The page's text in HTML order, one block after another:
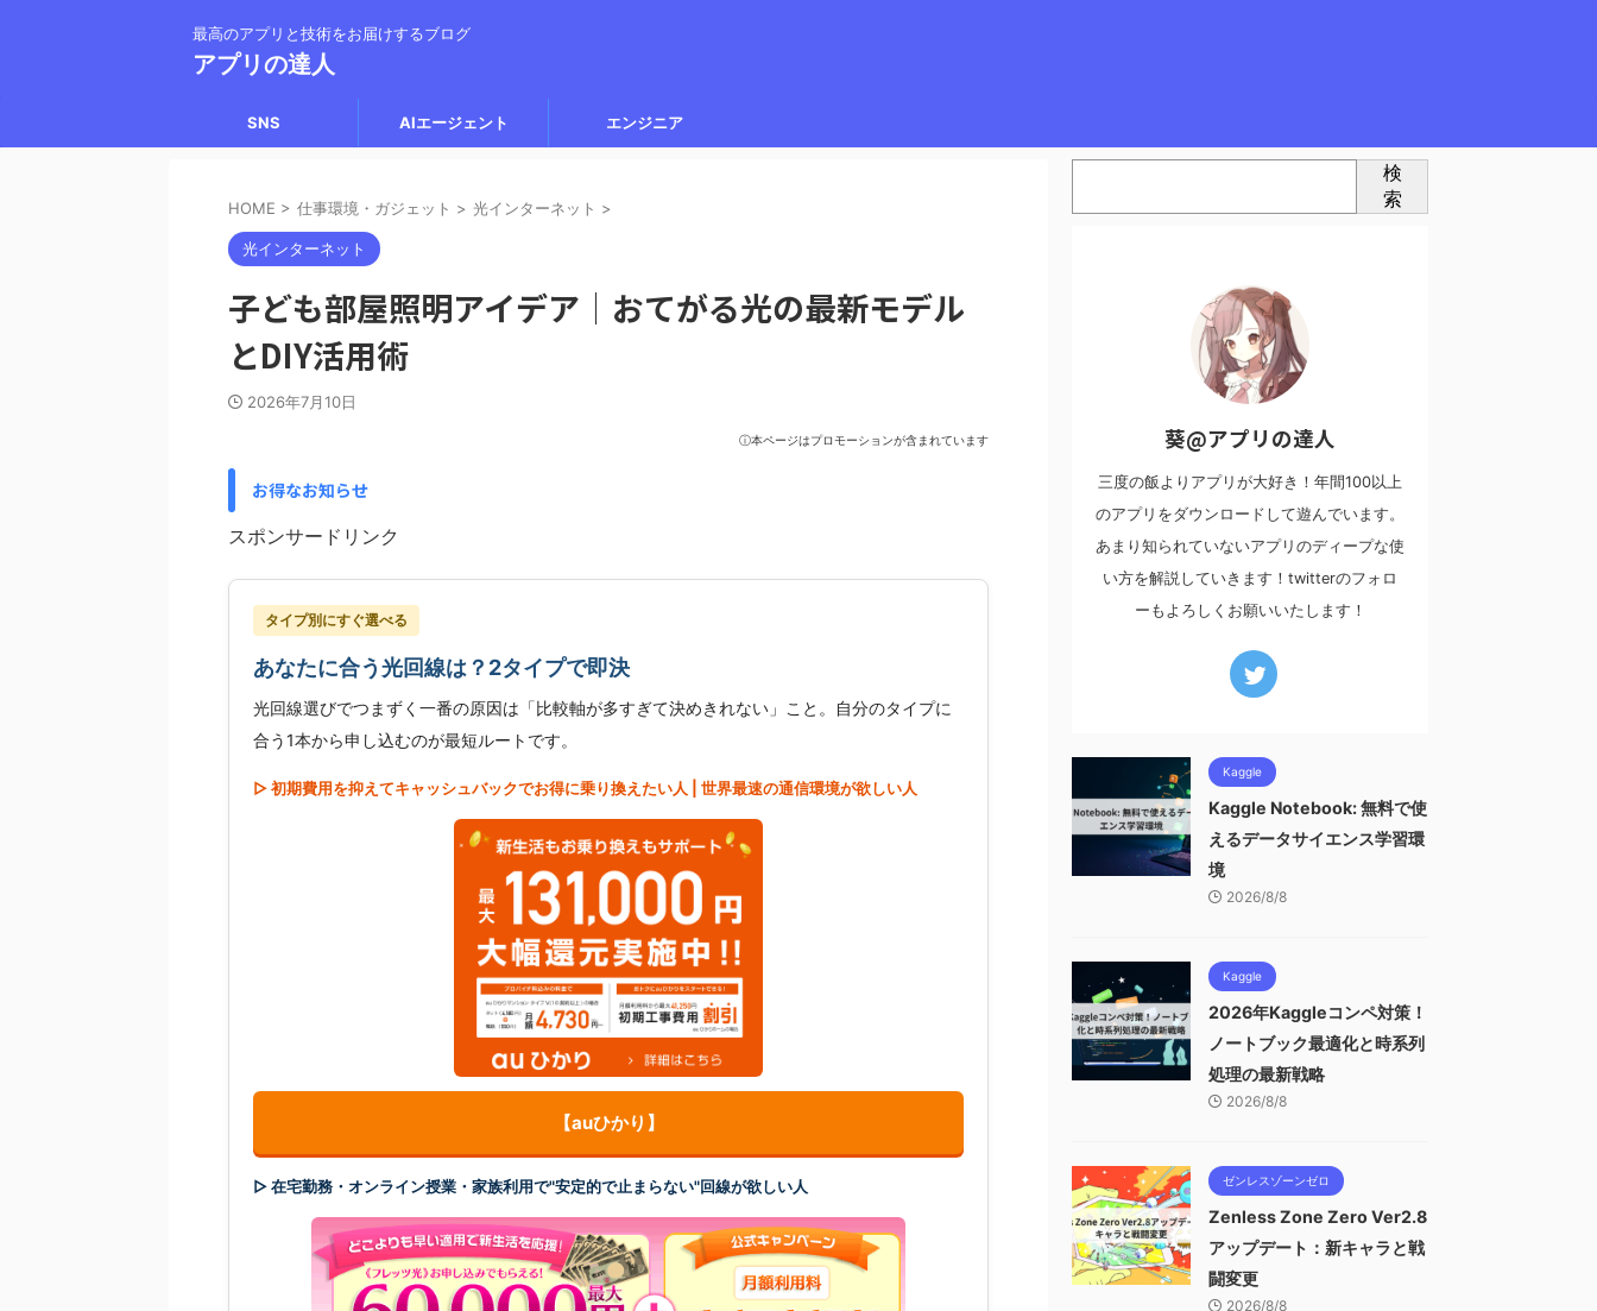
最高のアプリと技術をお届けするブログ
アプリの達人
SNS AIエージェント エンジニア
HOME > 仕事環境・ガジェット > 光インターネット >
光インターネット
子ども部屋照明アイデア｜おてがる光の最新モデル
とDIY活用術
2026年7月10日
ⓘ本ページはプロモーションが含まれています
お得なお知らせ
スポンサードリンク
タイプ別にすぐ選べる
あなたに合う光回線は？2タイプで即決
光回線選びでつまずく一番の原因は「比較軸が多すぎて決めきれない」こと。自分のタイプに
合う1本から申し込むのが最短ルートです。
▷ 初期費用を抑えてキャッシュバックでお得に乗り換えたい人 | 世界最速の通信環境が欲しい人
【auひかり】
▷ 在宅勤務・オンライン授業・家族利用で"安定的で止まらない"回線が欲しい人
検
索
葵@アプリの達人
三度の飯よりアプリが大好き！年間100以上
のアプリをダウンロードして遊んでいます。
あまり知られていないアプリのディープな使
い方を解説していきます！twitterのフォロ
ーもよろしくお願いいたします！
Kaggle
Kaggle Notebook: 無料で使
えるデータサイエンス学習環
境
2026/8/8
Kaggle
2026年Kaggleコンペ対策！
ノートブック最適化と時系列
処理の最新戦略
2026/8/8
ゼンレスゾーンゼロ
Zenless Zone Zero Ver2.8
アップデート：新キャラと戦
闘変更
2026/8/8